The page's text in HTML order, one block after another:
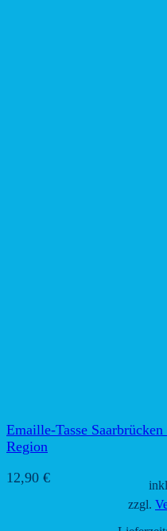
Emaille-Tasse
Region
12,90 €
zzgl.